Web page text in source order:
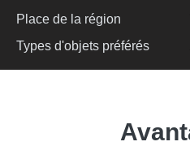
Place de la région
Types d'objets préférés